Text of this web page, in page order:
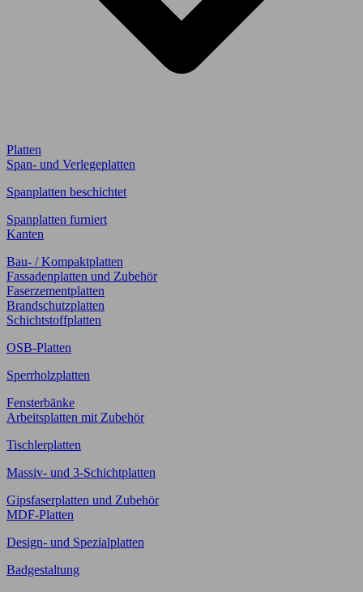
Platten
Span- und Verlegeplatten
Spanplatten beschichtet
Spanplatten furniert
Kanten
Bau- / Kompaktplatten
Fassadenplatten und Zubehör
Faserzementplatten
Brandschutzplatten
Schichtstoffplatten
OSB-Platten
Sperrholzplatten
Fensterbänke
Arbeitsplatten mit Zubehör
Tischlerplatten
Massiv- und 3-Schichtplatten
Gipsfaserplatten und Zubehör
MDF-Platten
Design- und Spezialplatten
Badgestaltung